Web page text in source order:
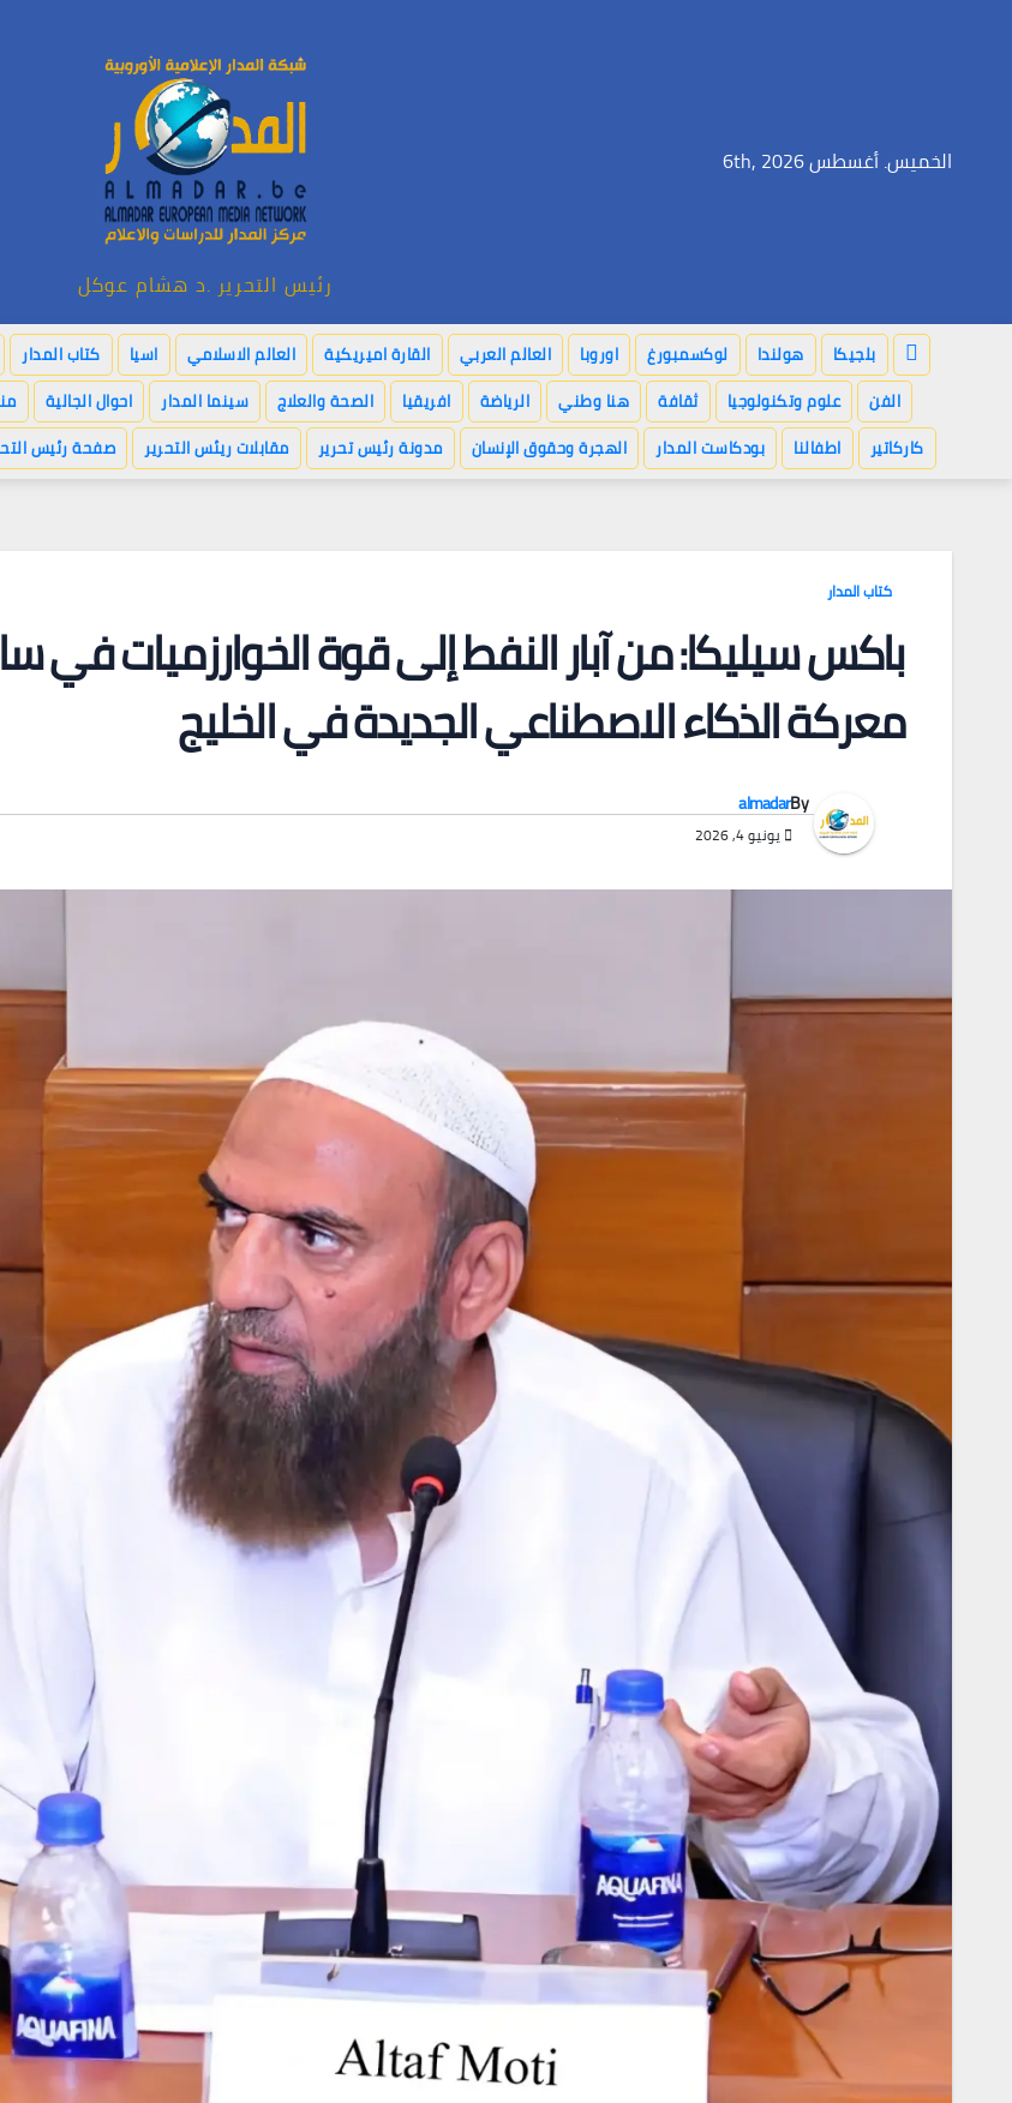
الخميس. أغسطس 6th, 2026
رئيس التحرير .د هشام عوكل
بلجيكا هولندا لوكسمبورغ اوروبا العالم العربي القارة اميريكية العالم الاسلامي اسيا كتاب المدار
الفن
علوم وتكنولوجيا ثقافة هنا وطني الرياضة افريقيا الصحة والعلاج سينما المدار احوال الجالية
كاركاتير
اطفالنا بودكاست المدار الهجرة وحقوق الإنسان مدونة رئيس تحرير مقابلات ريئس التحرير صفحة رئيس
كتاب المدار
باكس سيليكا: من آبار النفط إلى قوة الخوارزميات في
معركة الذكاء الاصطناعي الجديدة في الخليج
By
almadar
يونيو 4, 2026